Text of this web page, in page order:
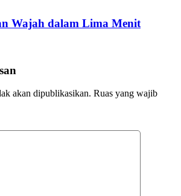
Wajah dalam Lima Menit
akan dipublikasikan. Ruas yang wajib